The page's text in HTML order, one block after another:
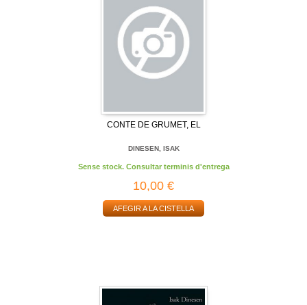
CONTE DE GRUMET, EL
DINESEN, ISAK
Sense stock. Consultar terminis d'entrega
10,00 €
AFEGIR A LA CISTELLA